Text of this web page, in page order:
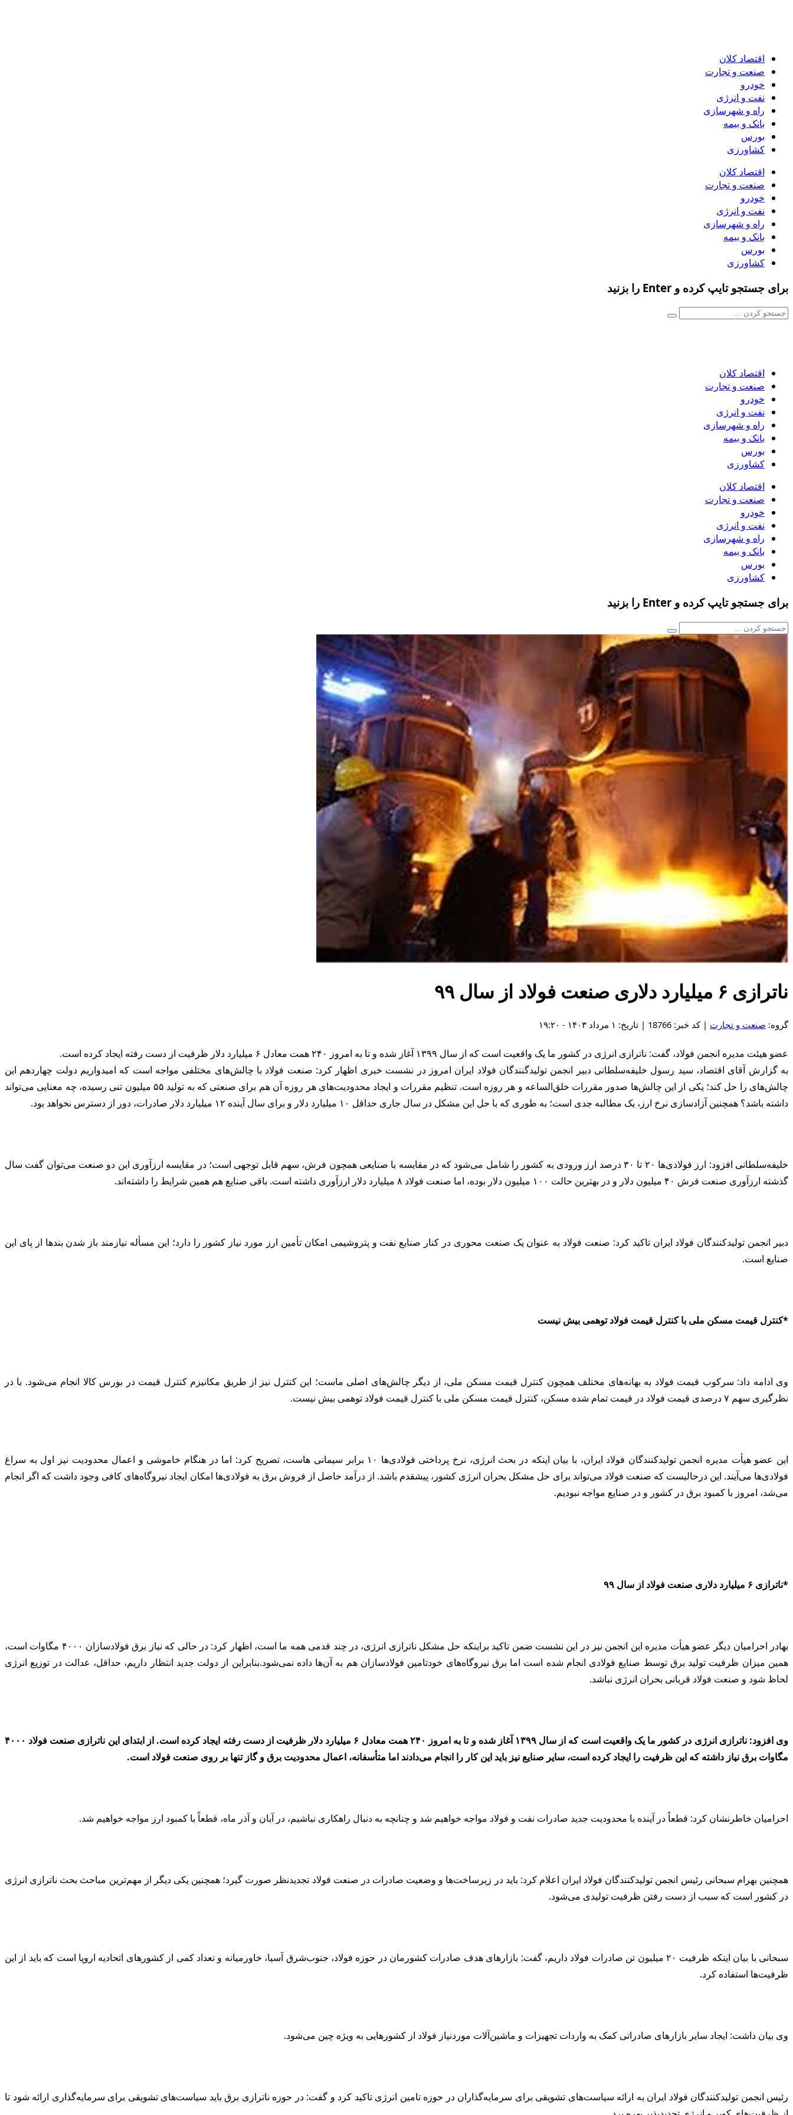
اقتصاد کلان
صنعت و تجارت
خودرو
نفت و انرژی
راه و شهرسازی
بانک و بیمه
بورس
کشاورزی
اقتصاد کلان
صنعت و تجارت
خودرو
نفت و انرژی
راه و شهرسازی
بانک و بیمه
بورس
کشاورزی
برای جستجو تایپ کرده و Enter را بزنید
اقتصاد کلان
صنعت و تجارت
خودرو
نفت و انرژی
راه و شهرسازی
بانک و بیمه
بورس
کشاورزی
اقتصاد کلان
صنعت و تجارت
خودرو
نفت و انرژی
راه و شهرسازی
بانک و بیمه
بورس
کشاورزی
برای جستجو تایپ کرده و Enter را بزنید
ناترازی ۶ میلیارد دلاری صنعت فولاد از سال ۹۹
گروه: صنعت و تجارت | کد خبر: 18766 | تاریخ: ۱ مرداد ۱۴۰۳ - ۱۹:۲۰
عضو هیئت مدیره انجمن فولاد، گفت: ناترازی انرژی در کشور ما یک واقعیت است که از سال ۱۳۹۹ آغاز شده و تا به امروز ۲۴۰ همت معادل ۶ میلیارد دلار ظرفیت از دست رفته ایجاد کرده است.
به گزارش آقای اقتصاد، سید رسول خلیفه‌سلطانی دبیر انجمن تولیدگنندگان فولاد ایران امروز در نشست خبری اظهار کرد: صنعت فولاد با چالش‌های مختلفی مواجه است که امیدواریم دولت چهاردهم این
چالش‌های را حل کند؛ یکی از این چالش‌ها صدور مقررات خلق‌الساعه و هر روزه است. تنظیم مقررات و ایجاد محدودیت‌های هر روزه آن هم برای صنعتی که به تولید ۵۵ میلیون تنی رسیده، چه معنایی می‌تواند
داشته باشد؟ همچنین آزادسازی نرخ ارز، یک مطالبه جدی است؛ به طوری که با حل این مشکل در سال جاری حداقل ۱۰ میلیارد دلار و برای سال آینده ۱۲ میلیارد دلار صادرات، دور از دسترس نخواهد بود.
خلیفه‌سلطانی افزود: ارز فولادی‌ها ۲۰ تا ۳۰ درصد ارز ورودی به کشور را شامل می‌شود که در مقایسه با صنایعی همچون فرش، سهم قابل توجهی است؛ در مقایسه ارزآوری این دو صنعت می‌توان گفت سال
گذشته ارزآوری صنعت فرش ۴۰ میلیون دلار و در بهترین حالت ۱۰۰ میلیون دلار بوده، اما صنعت فولاد ۸ میلیارد دلار ارزآوری داشته است. باقی صنایع هم همین شرایط را داشته‌اند.
دبیر انجمن تولیدکنندگان فولاد ایران تاکید کرد: صنعت فولاد به عنوان یک صنعت محوری در کنار صنایع نفت و پتروشیمی امکان تأمین ارز مورد نیاز کشور را دارد؛ این مسأله نیازمند باز شدن بندها از پای این
صنایع است.
*کنترل قیمت مسکن ملی با کنترل قیمت فولاد توهمی بیش نیست
وی ادامه داد: سرکوب قیمت فولاد به بهانه‌های مختلف همچون کنترل قیمت مسکن ملی، از دیگر چالش‌های اصلی ماست؛ این کنترل نیز از طریق مکانیزم کنترل قیمت در بورس کالا انجام می‌شود. با در
نظرگیری سهم ۷ درصدی قیمت فولاد در قیمت تمام شده مسکن، کنترل قیمت مسکن ملی با کنترل قیمت فولاد توهمی بیش نیست.
این عضو هیأت مدیره انجمن تولیدکنندگان فولاد ایران، با بیان اینکه در بحث انرژی، نرخ پرداختی فولادی‌ها ۱۰ برابر سیمانی هاست، تصریح کرد: اما در هنگام خاموشی و اعمال محدودیت نیز اول به سراغ
فولادی‌ها می‌آیند. این درحالیست که صنعت فولاد می‌تواند برای حل مشکل بحران انرژی کشور، پیشقدم باشد. از درآمد حاصل از فروش برق به فولادی‌ها امکان ایجاد نیروگاه‌های کافی وجود داشت که اگر انجام
می‌شد، امروز با کمبود برق در کشور و در صنایع مواجه نبودیم.
*ناترازی ۶ میلیارد دلاری صنعت فولاد از سال ۹۹
بهادر احرامیان دیگر عضو هیأت مدیره این انجمن نیز در این نشست ضمن تاکید براینکه حل مشکل ناترازی انرژی، در چند قدمی همه ما است، اظهار کرد: در حالی که نیاز برق فولادسازان ۴۰۰۰ مگاوات است،
همین میزان ظرفیت تولید برق توسط صنایع فولادی انجام شده است اما برق نیروگاه‌های خودتامین فولادسازان هم به آن‌ها داده نمی‌شود.بنابراین از دولت جدید انتظار داریم، حداقل، عدالت در توزیع انرژی
لحاظ شود و صنعت فولاد قربانی بحران انرژی نباشد.
وی افزود: ناترازی انرژی در کشور ما یک واقعیت است که از سال ۱۳۹۹ آغاز شده و تا به امروز ۲۴۰ همت معادل ۶ میلیارد دلار ظرفیت از دست رفته ایجاد کرده است. از ابتدای این ناترازی صنعت فولاد ۴۰۰۰
مگاوات برق نیاز داشته که این ظرفیت را ایجاد کرده است، سایر صنایع نیز باید این کار را انجام می‌دادند اما متأسفانه، اعمال محدودیت برق و گاز تنها بر روی صنعت فولاد است.
احرامیان خاطرنشان کرد: قطعاً در آینده با محدودیت جدید صادرات نفت و فولاد مواجه خواهیم شد و چنانچه به دنبال راهکاری نباشیم، در آبان و آذر ماه، قطعاً با کمبود ارز مواجه خواهیم شد.
همچنین بهرام سبحانی رئیس انجمن تولیدکنندگان فولاد ایران اعلام کرد: باید در زیرساخت‌ها و وضعیت صادرات در صنعت فولاد تجدیدنظر صورت گیرد؛ همچنین یکی دیگر از مهم‌ترین مباحث بحث ناترازی انرژی
در کشور است که سبب از دست رفتن ظرفیت تولیدی می‌شود.
سبحانی با بیان اینکه ظرفیت ۲۰ میلیون تن صادرات فولاد داریم، گفت: بازارهای هدف صادرات کشورمان در حوزه فولاد، جنوب‌شرق آسیا، خاورمیانه و تعداد کمی از کشورهای اتحادیه اروپا است که باید از این
ظرفیت‌ها استفاده کرد.
وی بیان داشت: ایجاد سایر بازارهای صادراتی کمک به واردات تجهیزات و ماشین‌آلات موردنیاز فولاد از کشورهایی به ویژه چین می‌شود.
رئیس انجمن تولیدکنندگان فولاد ایران به ارائه سیاست‌های تشویقی برای سرمایه‌گذاران در حوزه تامین انرژی تاکید کرد و گفت: در حوزه ناترازی برق باید سیاست‌های تشویقی برای سرمایه‌گذاری ارائه شود تا